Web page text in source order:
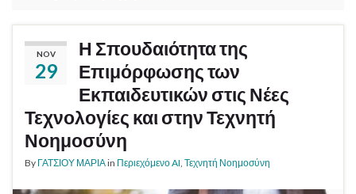
NOV
29
Η Σπουδαιότητα της
Επιμόρφωσης των
Εκπαιδευτικών στις Νέες
Τεχνολογίες και στην Τεχνητή
Νοημοσύνη
By ΓΑΤΣΙΟΥ ΜΑΡΙΑin Περιεχόμενο AI Τεχνητή Νοημοσύνη